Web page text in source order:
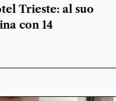
Trieste: al suo
con 14